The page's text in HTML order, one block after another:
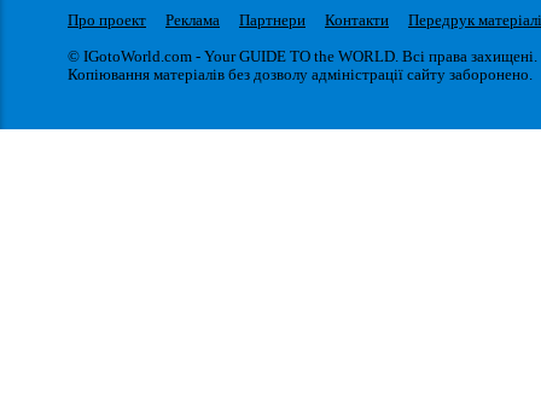
Про проект Реклама Партнери Контакти
Передрук
© IGotoWorld.com - Your GUIDE TO the WORLD. Всі права захищені.
Копіювання матеріалів без дозволу адміністрації сайту заборонено.